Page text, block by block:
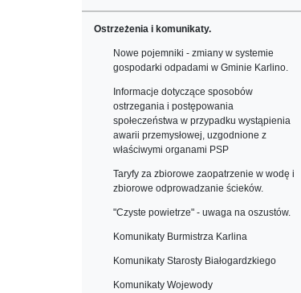
Ostrzeżenia i komunikaty.
Nowe pojemniki - zmiany w systemie
gospodarki odpadami w Gminie Karlino.
Informacje dotyczące sposobów
ostrzegania i postępowania
społeczeństwa w przypadku wystąpienia
awarii przemysłowej, uzgodnione z
właściwymi organami PSP
Taryfy za zbiorowe zaopatrzenie w wodę i
zbiorowe odprowadzanie ścieków.
"Czyste powietrze" - uwaga na oszustów.
Komunikaty Burmistrza Karlina
Komunikaty Starosty Białogardzkiego
Komunikaty Wojewody